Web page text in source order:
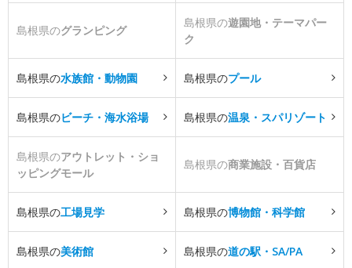
島根県のグランピング
島根県の遊園地・テーマパー
ク
島根県の水族館・動物園 島根県のプール
島根県のビーチ・海水浴場 島根県の温泉・スパリゾート
島根県のアウトレット・ショ
ッピングモール
島根県の商業施設・百貨店
島根県の工場見学 島根県の博物館・科学館
島根県の美術館 島根県の道の駅・SA/PA